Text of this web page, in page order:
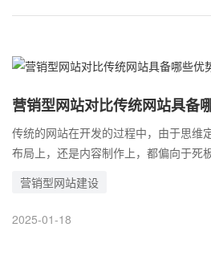
域名做的网站。另外，用户对域名也有
营销型网站对比传统网站具备
网站怎么样
传统的网站在开发的过程中，由于思维
布局上，还是内容制作上，都偏向于死
的兴趣，引导用户操作。 传统的网站建
致定位不清晰，目标方向都很模糊。最
营销型网站建设
2025-01-18